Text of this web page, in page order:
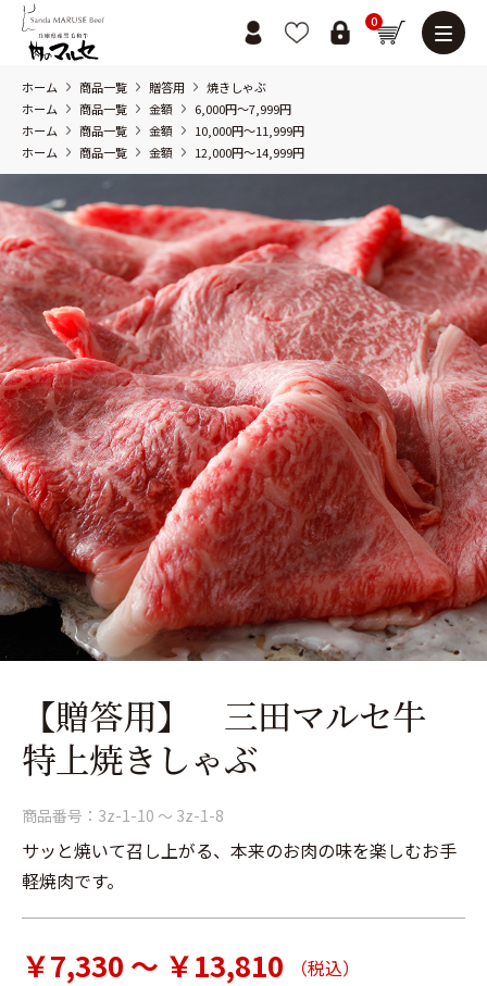
0
ホーム 商品一覧 贈答用
焼きしゃぶ
ホーム
商品一覧 金額
6,000円～7,999円
ホーム
商品一覧 金額
10,000円～11,999円
ホーム
商品一覧 金額 12,000円～14,999円
【贈答用】 三田マルセ牛
特上焼きしゃぶ
商品番号： 3z-1-10 ～ 3z-1-8
サッと焼いて召し上がる、本来のお肉の味を楽しむお手
軽焼肉です。
￥7,330 ～ ￥13,810 （税込）